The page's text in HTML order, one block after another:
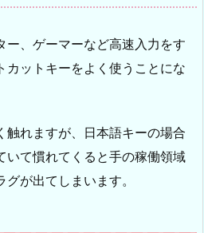
ー、ゲーマーなど高速入力をす
カットキーをよく使うことにな
触れますが、日本語キーの場合
いて慣れてくると手の稼働領域
が出てしまいます。